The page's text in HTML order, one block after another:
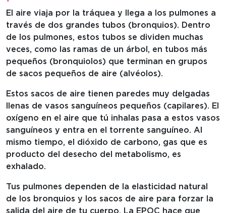
El aire viaja por la tráquea y llega a los pulmones a
través de dos grandes tubos (bronquios). Dentro
de los pulmones, estos tubos se dividen muchas
veces, como las ramas de un árbol, en tubos más
pequeños (bronquiolos) que terminan en grupos
de sacos pequeños de aire (alvéolos).
Estos sacos de aire tienen paredes muy delgadas
llenas de vasos sanguíneos pequeños (capilares). El
oxígeno en el aire que tú inhalas pasa a estos vasos
sanguíneos y entra en el torrente sanguíneo. Al
mismo tiempo, el dióxido de carbono, gas que es
producto del desecho del metabolismo, es
exhalado.
Tus pulmones dependen de la elasticidad natural
de los bronquios y los sacos de aire para forzar la
salida del aire de tu cuerpo. La EPOC hace que